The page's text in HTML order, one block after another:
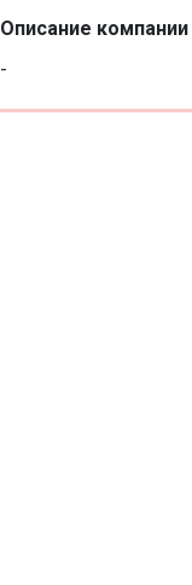
Описание компании
-